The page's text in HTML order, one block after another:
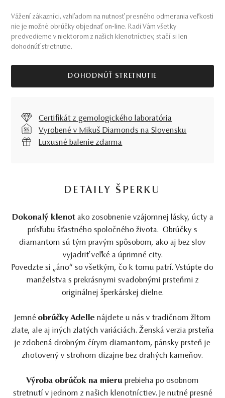
Vážení zákazníci, vzhľadom na nutnosť presného odmerania veľkosti
nie je možné obrúčky objednať on-line. Radi Vám všetky
predvedieme v niektorom z našich klenotníctiev, stačí si len
dohodnúť stretnutie.
DOHODNÚŤ STRETNUTIE
Certifikát z gemologického laboratória
Vyrobené v Mikuš Diamonds na Slovensku
Luxusné balenie zdarma
DETAILY ŠPERKU
Dokonalý klenot ako zosobnenie vzájomnej lásky, úcty a
prísľubu šťastného spoločného života. Obrúčky s
diamantom sú tým pravým spôsobom, ako aj bez slov
vyjadriť veľké a úprimné city.
Povedzte si „áno“ so všetkým, čo k tomu patrí. Vstúpte do
manželstva s prekrásnymi svadobnými prsteňmi z
originálnej šperkárskej dielne.
Jemné obrúčky Adelle nájdete u nás v tradičnom žltom
zlate, ale aj iných zlatých variáciách. Ženská verzia prsteňa
je zdobená drobným čírym diamantom, pánsky prsteň je
zhotovený v strohom dizajne bez drahých kameňov.
Výroba obrúčok na mieru prebieha po osobnom
stretnutí v jednom z našich klenotníctiev. Je nutné presné